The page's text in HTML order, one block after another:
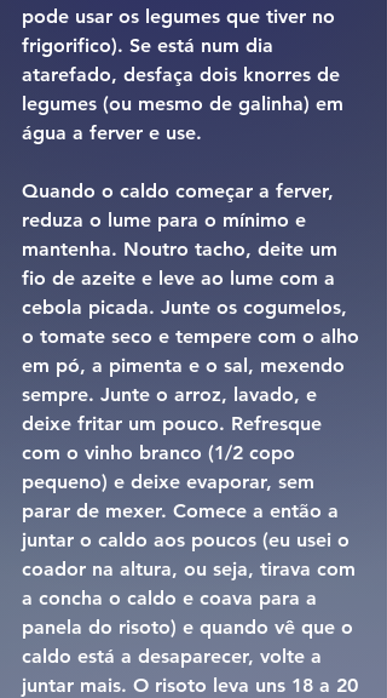
pode usar os legumes que tiver no
frigorifico). Se está num dia
atarefado, desfaça dois knorres de
legumes (ou mesmo de galinha) em
água a ferver e use.
Quando o caldo começar a ferver,
reduza o lume para o mínimo e
mantenha. Noutro tacho, deite um
fio de azeite e leve ao lume com a
cebola picada. Junte os cogumelos,
o tomate seco e tempere com o alho
em pó, a pimenta e o sal, mexendo
sempre. Junte o arroz, lavado, e
deixe fritar um pouco. Refresque
com o vinho branco (1/2 copo
pequeno) e deixe evaporar, sem
parar de mexer. Comece a então a
juntar o caldo aos poucos (eu usei o
coador na altura, ou seja, tirava com
a concha o caldo e coava para a
panela do risoto) e quando vê que o
caldo está a desaparecer, volte a
juntar mais. O risoto leva uns 18 a 20